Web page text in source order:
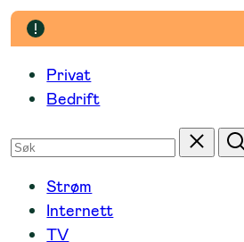
Hopp
til
innholdPrivat
Bedrift
Søk
etter
Tilbakestill
Søk
Strøm
Internett
TV